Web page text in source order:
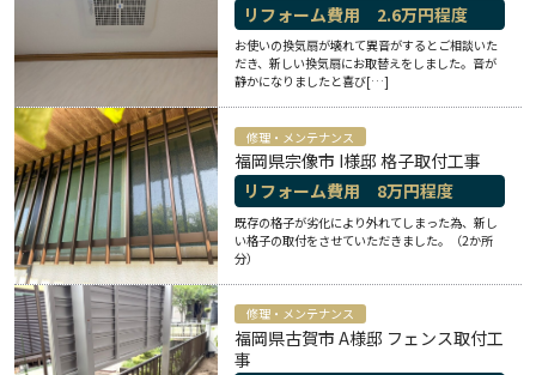
リフォーム費用 2.6万円程度
お使いの換気扇が壊れて異音がするとご相談いた
だき、新しい換気扇にお取替えをしました。音が
静かになりましたと喜び[…]
修理・メンテナンス
福岡県宗像市 I様邸 格子取付工事
リフォーム費用 8万円程度
既存の格子が劣化により外れてしまった為、新し
い格子の取付をさせていただきました。（2か所
分）
修理・メンテナンス
福岡県古賀市 A様邸 フェンス取付工
事